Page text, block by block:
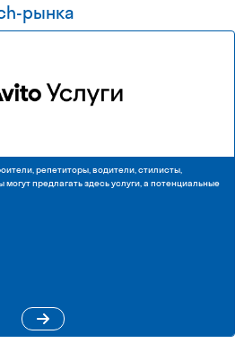
рынка
репетиторы, водители, стилисты,
предлагать здесь услуги, а потенциальные